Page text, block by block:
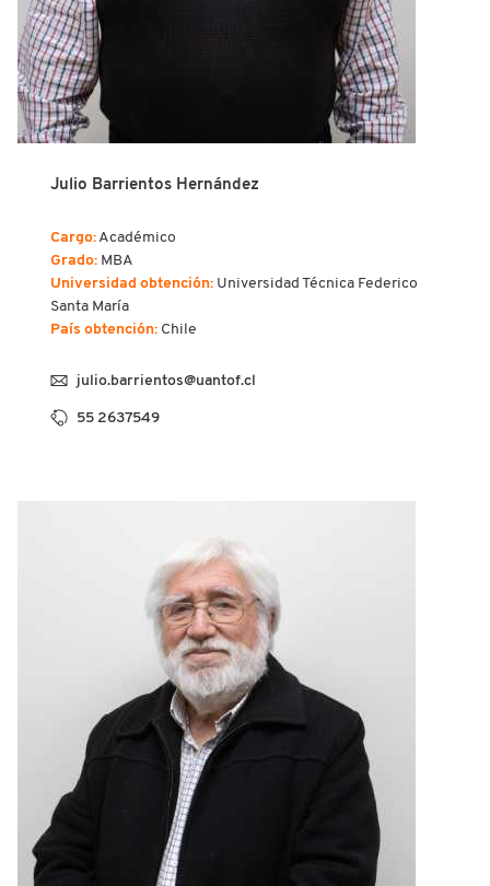
Julio Barrientos Hernández
Cargo: Académico
Grado: MBA
Universidad obtención: Universidad Técnica Federico
Santa María
País obtención: Chile
julio.barrientos@uantof.cl
55 2637549